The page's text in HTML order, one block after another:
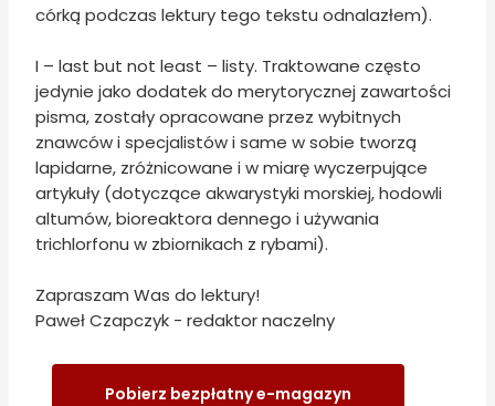
córką podczas lektury tego tekstu odnalazłem).
I – last but not least – listy. Traktowane często
jedynie jako dodatek do merytorycznej zawartości
pisma, zostały opracowane przez wybitnych
znawców i specjalistów i same w sobie tworzą
lapidarne, zróżnicowane i w miarę wyczerpujące
artykuły (dotyczące akwarystyki morskiej, hodowli
altumów, bioreaktora dennego i używania
trichlorfonu w zbiornikach z rybami).
Zapraszam Was do lektury!
Paweł Czapczyk - redaktor naczelny
Pobierz bezpłatny e-magazyn